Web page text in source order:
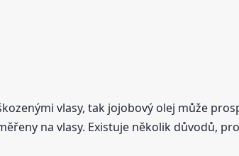
vlasy, tak jojobový olej může
na vlasy. Existuje několik důvodů,